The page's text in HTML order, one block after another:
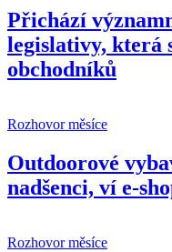
Přichází
legislativy, která
obchodníků
Rozhovor měsíce
Outdoorové
nadšenci, ví e-
Rozhovor měsíce